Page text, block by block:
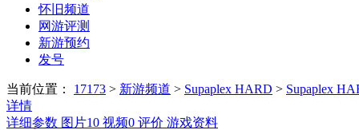
怀旧频道
网游评测
新游预约
发号
当前位置： 17173 > 新游频道 > Supaplex HARD > Supaplex
详情
详细参数 图片10 视频0 评价 游戏资料